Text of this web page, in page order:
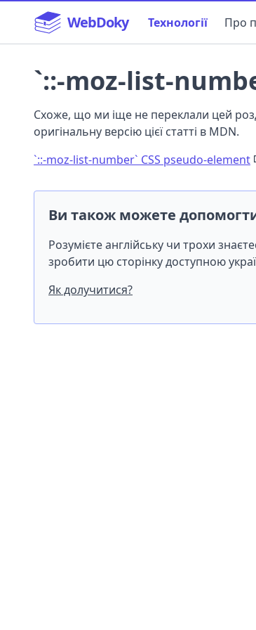
WebDoky Технології Про
`::-moz-list-
Схоже, що ми іще не переклали цей
оригінальну версію цієї статті в MDN.
`::-moz-list-number` CSS pseudo-element
Ви також можете
Розумієте англійську чи трохи
зробити цю сторінку доступною
Як долучитися?